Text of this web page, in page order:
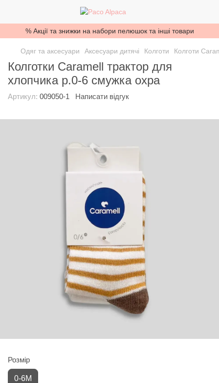
% Акції та знижки на набори пелюшок та інші товари
Одяг та аксесуари Аксесуари дитячі Колготи Колготи
Колготки Caramell трактор для
хлопчика р.0-6 смужка охра
Артикул: 009050-1 Написати відгук
Розмір
0-6М